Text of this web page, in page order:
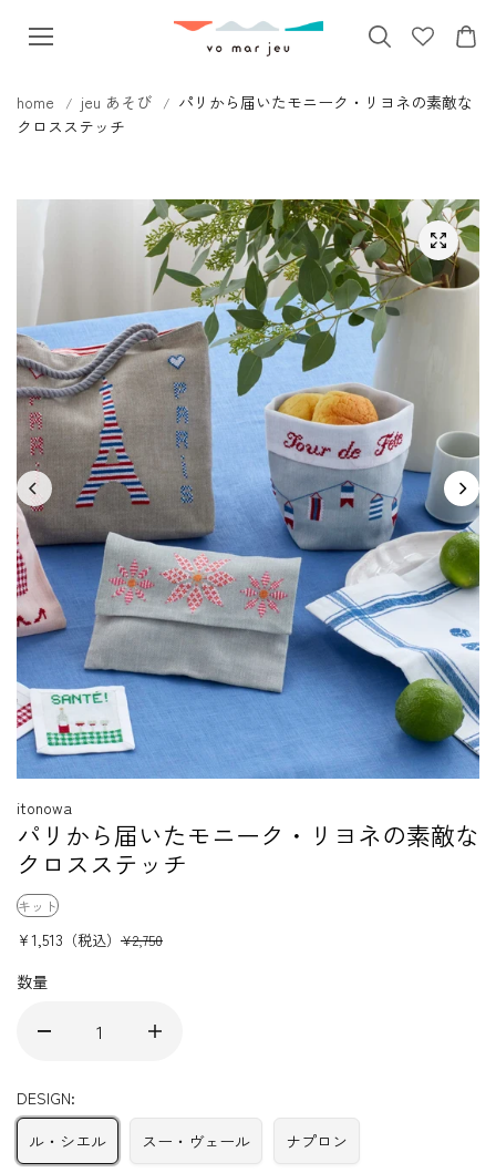
キップ
home jeu あそび
パリから届いたモニーク・リヨネの素敵な
クロスステッチ
itonowa
パリから届いたモニーク・リヨネの素敵な
クロスステッチ
キット
¥1,513 （税込） ¥2,750
数量
DESIGN:
ル・シエル
スー・ヴェール ナプロン